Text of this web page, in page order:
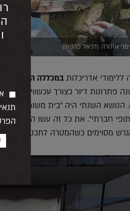
אזהרה (דניאל פרסאי)
אדריכלות במכללה
פתרונות דיור כצורך עכשווי עם
הנושא השנתי היה "בית משותף
חברתי". את כל זה עשו
מסוימים כשהמטרה לתכנן איך כל זה